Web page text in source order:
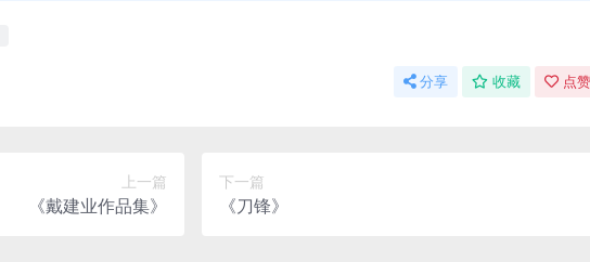
分享 收藏 点
上一篇
《戴建业作品集》
下一篇
《刀锋》